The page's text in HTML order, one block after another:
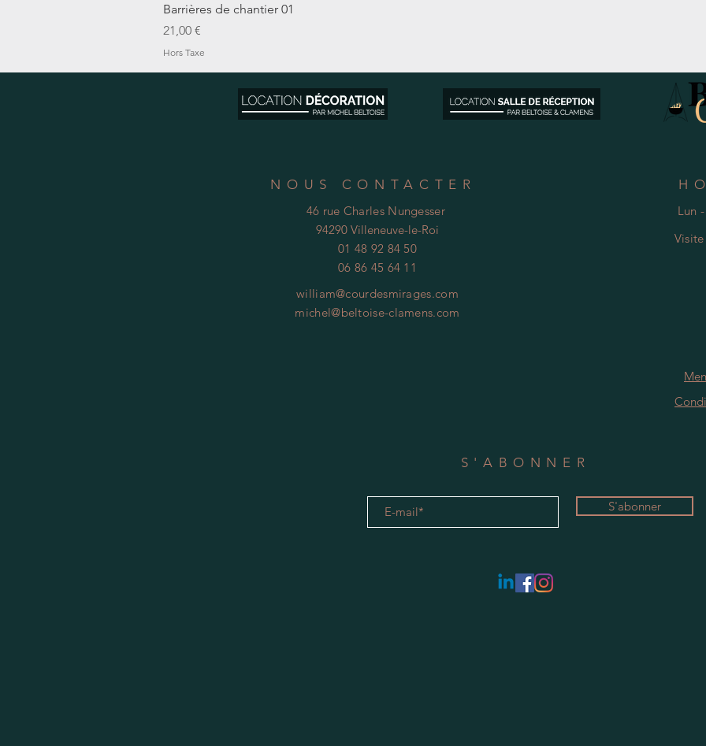
Barrières de chantier 01
Prix
21,00 €
Hors Taxe
NOUS CONTACTER
46 rue Charles Nungesser
94290 Villeneuve-le-Roi
01 48 92 84 50
06 86 45 64 11
william@courdesmirages.com
michel@beltoise-clamens.com
Lun
Visite
S'ABONNER
S'abonner